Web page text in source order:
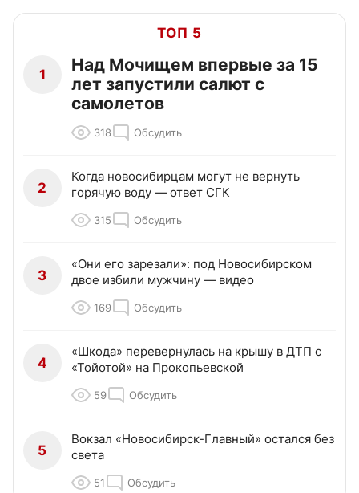
ТОП 5
1
Над Мочищем впервые за 15
лет запустили салют с
самолетов
318 Обсудить
2
Когда новосибирцам могут не вернуть
горячую воду — ответ СГК
315 Обсудить
3
«Они его зарезали»: под Новосибирском
двое избили мужчину — видео
169 Обсудить
4
«Шкода» перевернулась на крышу в ДТП с
«Тойотой» на Прокопьевской
59 Обсудить
5
Вокзал «Новосибирск-Главный» остался без
света
51 Обсудить